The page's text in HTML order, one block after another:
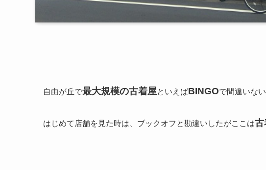
自由が丘で最大規模の古着屋といえばBINGOで間違いない
はじめて店舗を見た時は、ブックオフと勘違いしたがここは古